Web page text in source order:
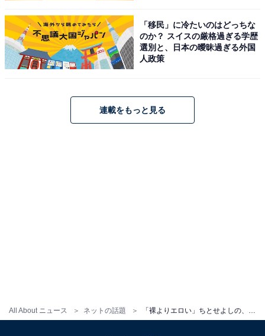
All About ニュース ネットの話題
「移民」に冷たいのはどっちな
のか？ スイスの厳格過ぎる学歴
選別と、日本の曖昧過ぎる外国
人政策
連載をもっと見る